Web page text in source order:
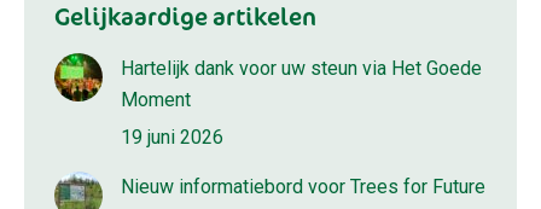
Gelijkaardige artikelen
Hartelijk dank voor uw steun via Het Goede
Moment
19 juni 2026
Nieuw informatiebord voor Trees for Future